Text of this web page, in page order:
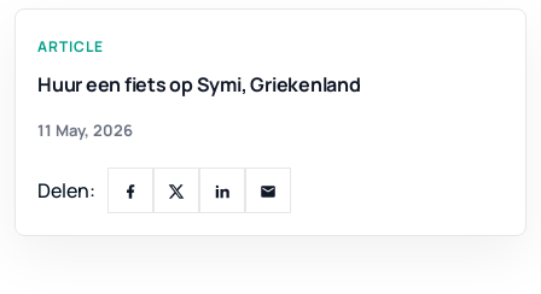
ARTICLE
Huur een fiets op Symi, Griekenland
11 May, 2026
Delen: